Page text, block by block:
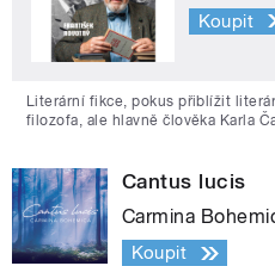
Koupit
Literární fikce, pokus přiblížit
filozofa, ale hlavně člověka Karla
Cantus lucis
Carmina
Koupit